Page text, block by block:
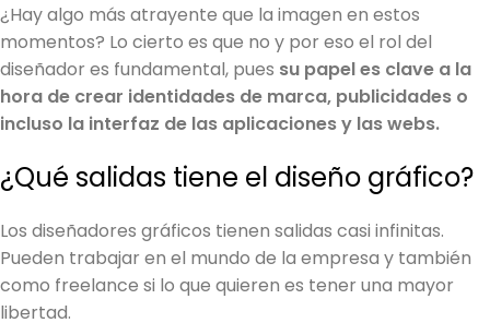
¿Hay algo más atrayente que la imagen en estos
momentos? Lo cierto es que no y por eso el rol del
diseñador es fundamental, pues su papel es clave a la
hora de crear identidades de marca, publicidades o
incluso la interfaz de las aplicaciones y las webs.
¿Qué salidas tiene el diseño gráfico?
Los diseñadores gráficos tienen salidas casi infinitas.
Pueden trabajar en el mundo de la empresa y también
como freelance si lo que quieren es tener una mayor
libertad.